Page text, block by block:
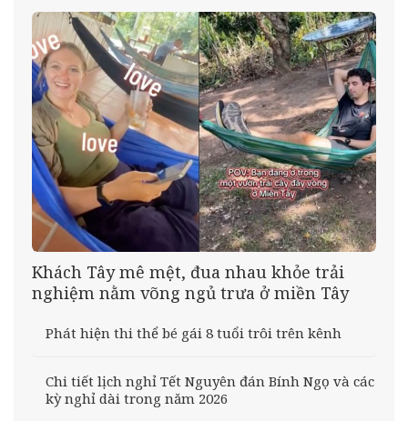
Khách Tây mê mệt, đua nhau khỏe trải
nghiệm nằm võng ngủ trưa ở miền Tây
Phát hiện thi thể bé gái 8 tuổi trôi trên kênh
Chi tiết lịch nghỉ Tết Nguyên đán Bính Ngọ và các
kỳ nghỉ dài trong năm 2026